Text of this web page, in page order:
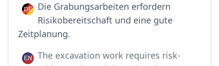
Die Grabungsarbeiten erfordern
Risikobereitschaft und eine gute
Zeitplanung.
The excavation work requires risk-